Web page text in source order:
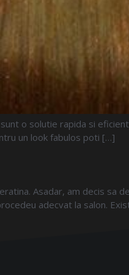
o solutie rapida si
un look fabulos poti […]
Asadar, am decis sa
adecvat la salon.